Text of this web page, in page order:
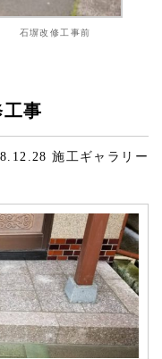
石塀改修工事前
事
施工ギャラリー